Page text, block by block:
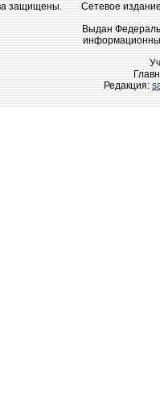
защищены.
Сетевое
Выдан
Редакция: